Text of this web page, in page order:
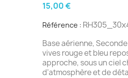
15,00 €
Référence :
Base aérienne,
vives rouge et bleu
approche, sous un ciel
d'atmosphère et de